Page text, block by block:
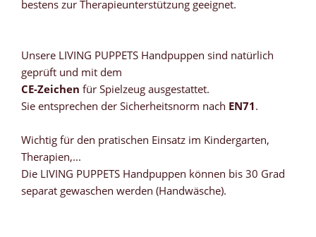
bestens zur Therapieunterstützung geeignet.
Unsere LIVING PUPPETS Handpuppen sind natürlich
geprüft und mit dem
CE-Zeichen für Spielzeug ausgestattet.
Sie entsprechen der Sicherheitsnorm nach EN71.
Wichtig für den pratischen Einsatz im Kindergarten,
Therapien,...
Die LIVING PUPPETS Handpuppen können bis 30 Grad
separat gewaschen werden (Handwäsche).